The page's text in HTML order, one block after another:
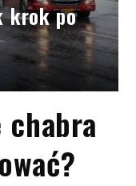
krok po
chabra